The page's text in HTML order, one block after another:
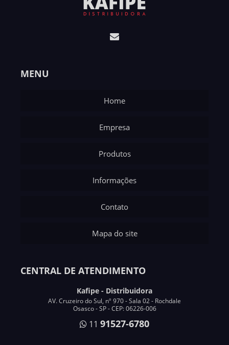
MENU
Home
Empresa
Produtos
Informações
Contato
Mapa do site
CENTRAL DE ATENDIMENTO
Kafipe - Distribuidora
AV. Cruzeiro do Sul, nº 970 - Sala 02 - Rochdale
Osasco - SP - CEP: 06226-006
11 91527-6780